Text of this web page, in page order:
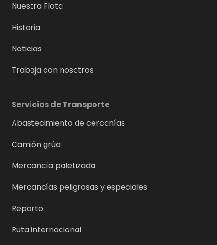
Nuestra Flota
Historia
Noticias
Trabaja con nosotros
Servicios de Transporte
Abastecimiento de cercanías
Camión grúa
Mercancía paletizada
Mercancías peligrosas y especiales
Reparto
Ruta internacional